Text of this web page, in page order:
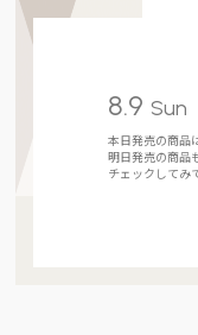
8.9 Sun
本日発売の商品
明日発売の商品
チェックしてみ